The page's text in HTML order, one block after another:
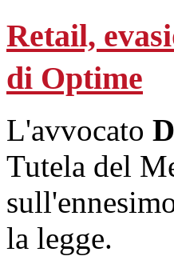
Retail,
di Optime
L'avvocato
Tutela del
la legge.